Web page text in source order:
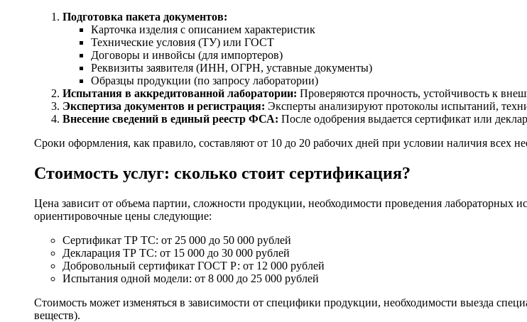
Подготовка пакета документов:
Карточка изделия с описанием характеристик
Технические условия (ТУ) или ГОСТ
Договоры и инвойсы (для импортеров)
Реквизиты заявителя (ИНН, ОГРН, уставные документы)
Образцы продукции (по запросу лаборатории)
Испытания в аккредитованной лаборатории: Проверяются прочность, устойчивость к
Экспертиза документов и регистрация: Эксперты анализируют протоколы испытаний,
Внесение сведений в единый реестр ФСА: После одобрения выдается сертификат или
Сроки оформления, как правило, составляют от 10 до 20 рабочих дней при условии наличия всех
Стоимость услуг: сколько стоит сертификация?
Цена зависит от объема партии, сложности продукции, необходимости проведения
ориентировочные цены следующие:
Сертификат ТР ТС: от 25 000 до 50 000 рублей
Декларация ТР ТС: от 15 000 до 30 000 рублей
Добровольный сертификат ГОСТ Р: от 12 000 рублей
Испытания одной модели: от 8 000 до 25 000 рублей
Стоимость может изменяться в зависимости от специфики продукции, необходимости выезда
веществ).